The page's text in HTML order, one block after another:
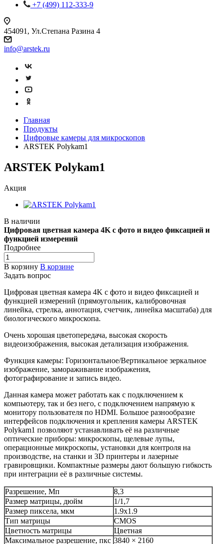
+7 (499) 112-333-9
454091, Ул.Степана Разина 4
info@arstek.ru
Главная
Продукты
Цифровые камеры для микроскопов
ARSTEK Polykam1
ARSTEK Polykam1
Акция
В наличии
Цифровая цветная камера 4K с фото и видео фиксацией и
функцией измерений
Подробнее
В корзину В корзине
Задать вопрос
Цифровая цветная камера 4K с фото и видео фиксацией и
функцией измерений (прямоугольник, калибровочная
линейка, стрелка, аннотация, счетчик, линейка масштаба) для
биологического микроскопа.
Очень хорошая цветопередача, высокая скорость
видеоизображения, высокая детализация изображения.
Функция камеры: Горизонтальное/Вертикальное зеркальное
изображение, замораживание изображения,
фотографирование и запись видео.
Данная камера может работать как с подключением к
компьютеру, так и без него, с подключением напрямую к
монитору пользователя по HDMI. Большое разнообразие
интерфейсов подключения и крепления камеры ARSTEK
Polykam1 позволяют устанавливать её на различные
оптические приборы: микроскопы, щелевые лупы,
операционные микроскопы, установки для контроля на
производстве, на станки и 3D принтеры и лазерные
гравировщики. Компактные размеры дают большую гибкость
при интеграции её в различные системы.
Разрешение, Мп
8,3
Размер матрицы, дюйм
1/1,7
Размер пиксела, мкм
1.9x1.9
Тип матрицы
CMOS
Цветность матрицы
Цветная
Максимальное разрешение, пкс 3840 × 2160